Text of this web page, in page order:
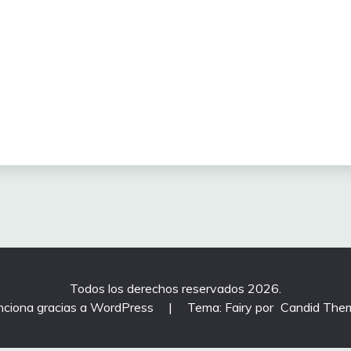
Todos los derechos reservados 2026.
gracias a WordPress
| Tema: Fairy por Candid